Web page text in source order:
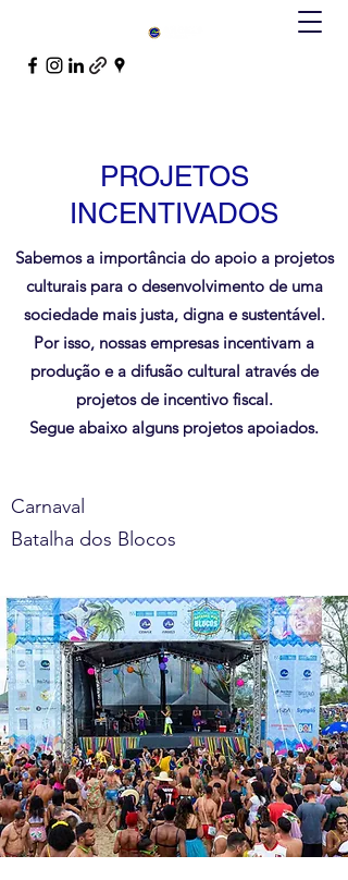
PROJETOS
INCENTIVADOS
Sabemos a importância do apoio a projetos
culturais para o desenvolvimento de uma
sociedade mais justa, digna e sustentável.
Por isso, nossas empresas incentivam a
produção e a difusão cultural através de
projetos de incentivo fiscal.
Segue abaixo alguns projetos apoiados.
Carnaval
Batalha dos Blocos